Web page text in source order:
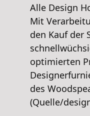
Alle Design
Mit
den Kauf der
optimierten
des
(Quelle/